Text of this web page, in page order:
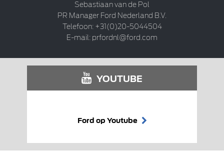
Sebastiaan van de Pol
PR Manager Ford Nederland B.V.
Telefoon: +31(0)20-5044504
E-mail: prfordnl@ford.com
YOUTUBE
Ford op Youtube